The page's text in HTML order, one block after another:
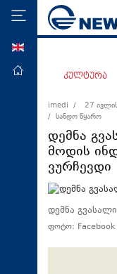
ეკონომიკა
მსოფლიო
ჯანდაცვა
საზოგადოება
სამართალი
კულტურა
imedi /
27
/ სანდო წყარო
დემნა
მოდის
ვურჩევდი
დემნა
ფოტო: Facebook